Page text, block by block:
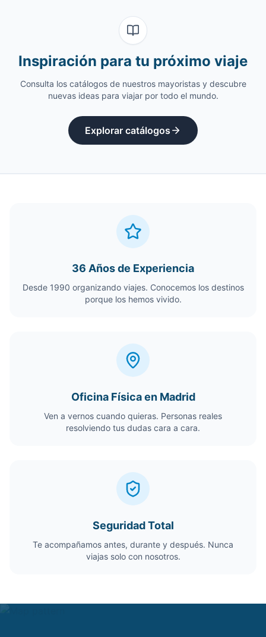
Inspiración para tu próximo viaje
Consulta los catálogos de nuestros mayoristas y descubre
nuevas ideas para viajar por todo el mundo.
Explorar catálogos
36 Años de Experiencia
Desde 1990 organizando viajes. Conocemos los destinos
porque los hemos vivido.
Oficina Física en Madrid
Ven a vernos cuando quieras. Personas reales
resolviendo tus dudas cara a cara.
Seguridad Total
Te acompañamos antes, durante y después. Nunca
viajas solo con nosotros.